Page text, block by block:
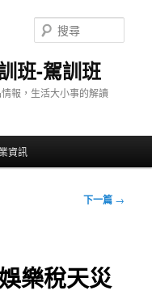
班-駕訓班
報，生活大小事的解讀
尋
資訊
下一篇 →
樂稅天災